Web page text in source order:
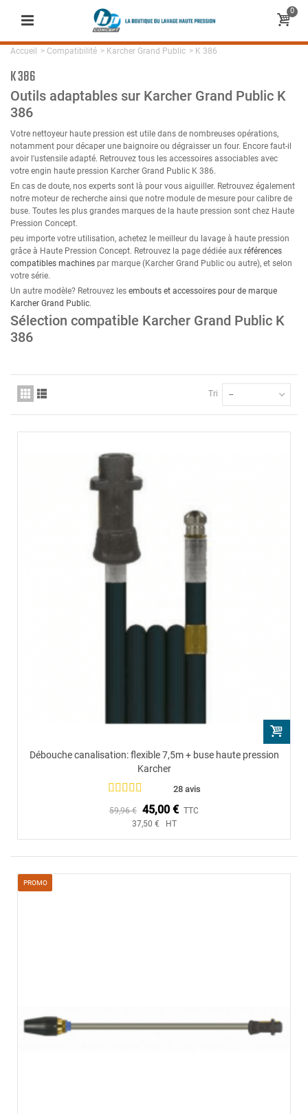
0
Accueil > Compatibilité > Karcher Grand Public > K 386
K 386
Outils adaptables sur Karcher Grand Public K
386
Votre nettoyeur haute pression est utile dans de nombreuses opérations,
notamment pour décaper une baignoire ou dégraisser un four. Encore faut-il
avoir l'ustensile adapté. Retrouvez tous les accessoires associables avec
votre engin haute pression Karcher Grand Public K 386.
En cas de doute, nos experts sont là pour vous aiguiller. Retrouvez également
notre moteur de recherche ainsi que notre module de mesure pour calibre de
buse. Toutes les plus grandes marques de la haute pression sont chez Haute
Pression Concept.
peu importe votre utilisation, achetez le meilleur du lavage à haute pression
grâce à Haute Pression Concept. Retrouvez la page dédiée aux références
compatibles machines par marque (Karcher Grand Public ou autre), et selon
votre série.
Un autre modèle? Retrouvez les embouts et accessoires pour de marque
Karcher Grand Public.
Sélection compatible Karcher Grand Public K
386
Tri --
Débouche canalisation: flexible 7,5m + buse haute pression
Karcher
28 avis
59,96 € 45,00 € TTC
37,50 € HT
PROMO